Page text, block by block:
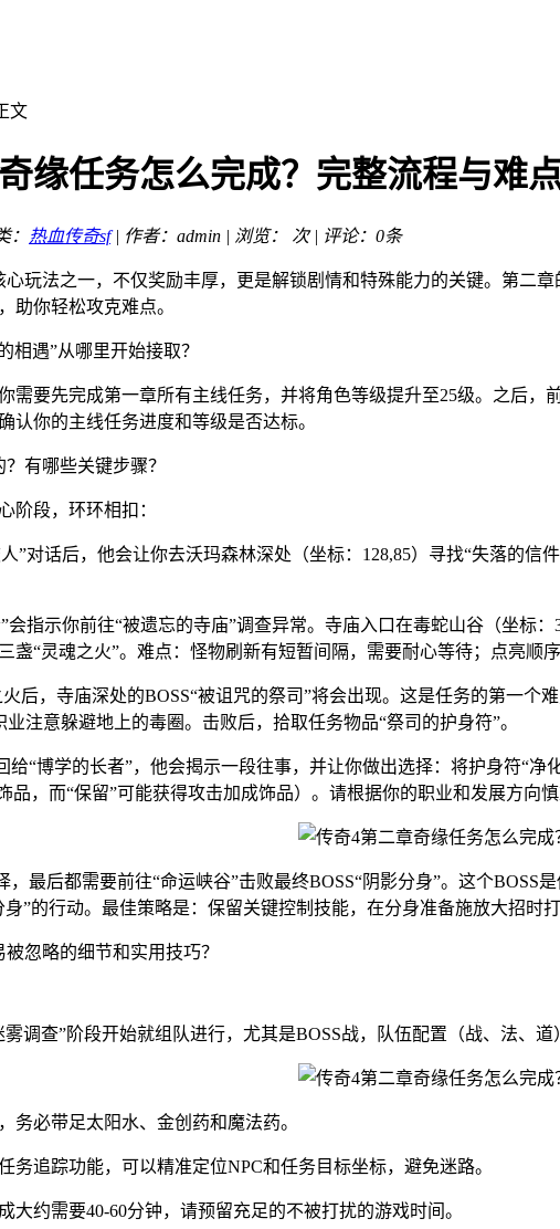
文
缘任务怎么完成？完整流程与难
： 热血传奇sf| 作者：admin | 浏览： 次 | 评论：0条
玩法之一，不仅奖励丰厚，更是解锁剧情和特殊能力的关键。第二
助你轻松攻克难点。
相遇”从哪里开始接取？
需要先完成第一章所有主线任务，并将角色等级提升至25级。之后，
认你的主线任务进度和等级是否达标。
有哪些关键步骤？
阶段，环环相扣：
”对话后，他会让你去沃玛森林深处（坐标：128,85）寻找“失落的
会指示你前往“被遗忘的寺庙”调查异常。寺庙入口在毒蛇山谷（坐标
盏“灵魂之火”。难点：怪物刷新有短暂间隔，需要耐心等待；点亮顺
后，寺庙深处的BOSS“被诅咒的祭司”将会出现。这是任务的第一
注意躲避地上的毒圈。击败后，拾取任务物品“祭司的护身符”。
给“博学的长者”，他会揭示一段往事，并让你做出选择：将护身符“
品，而“保留”可能获得攻击加成饰品）。请根据你的职业和发展方向慎
，最后都需要前往“命运峡谷”击败最终BOSS“阴影分身”。这个
”的行动。最佳策略是：保留关键控制技能，在分身准备施放大招时
忽略的细节和实用技巧？
调查”阶段开始就组队进行，尤其是BOSS战，队伍配置（战、法、道
务必带足太阳水、金创药和魔法药。
务追踪功能，可以精准定位NPC和任务目标坐标，避免迷路。
大约需要40-60分钟，请预留充足的不被打扰的游戏时间。